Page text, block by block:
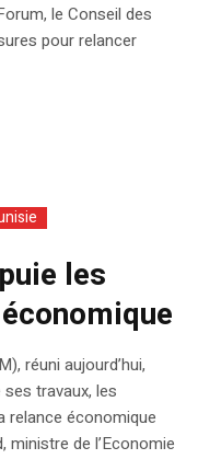
le Conseil des
pour relancer
les
réuni aujourd’hui,
travaux, les
relance économique
ministre de l’Economie